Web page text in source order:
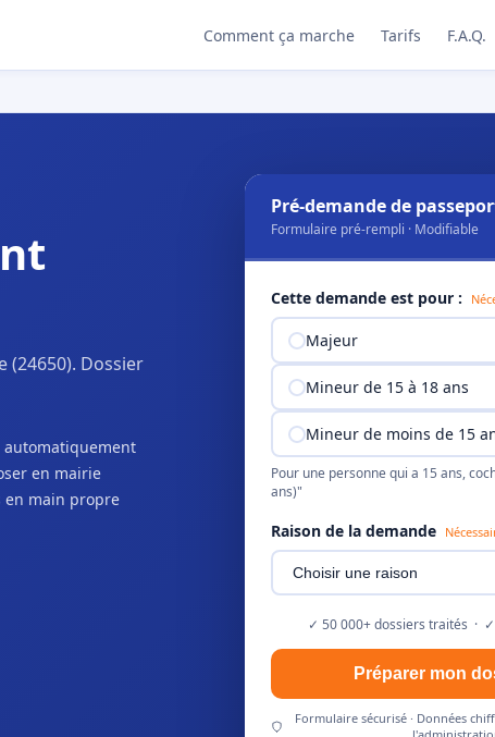
Comment ça marche Tarifs F.A.Q.
(24650). Dossier
en mairie
en main propre
Pré-demande de
Formulaire pré-rempli · Modifiable
Cette demande est pour :
Majeur
Mineur de 15 à 18 ans
Mineur de moins de 15
Pour une personne qui a 15 ans,
ans)"
Raison de la demande
✓ 50 000+ dossiers traités ·
Préparer mon
Formulaire sécurisé · Données